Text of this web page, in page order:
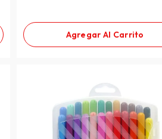
Agregar Al Carrito